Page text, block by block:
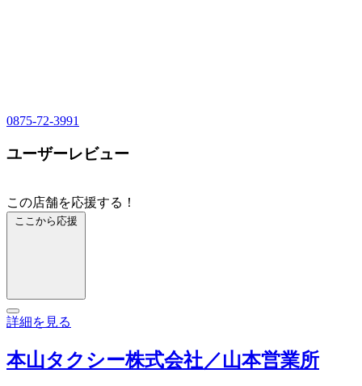
0875-72-3991
ユーザーレビュー
この店舗を応援する！
ここから応援
詳細を見る
本山タクシー株式会社／山本営業所